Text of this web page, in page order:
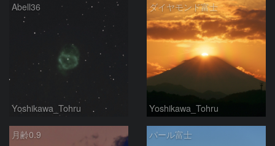
Abell36
Yoshikawa_Tohru
ダイヤモンド富士
Yoshikawa_Tohru
月齢0.9 パール富士